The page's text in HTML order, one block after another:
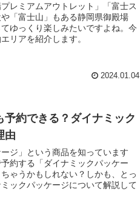
レミアムアウトレット」「富士ス
「富士山」もある静岡県御殿場
ゆっくり楽しみたいですよね。今
リアを紹介します。
2024.01.04
予約できる？ダイナミック
由
ジ」という商品を知っています
約する「ダイナミックパッケー
ゃうかもしれない？しかも、とっ
ックパッケージについて解説して